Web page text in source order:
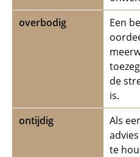
overbodig
Een
de
is.
ontijdig
Als
te